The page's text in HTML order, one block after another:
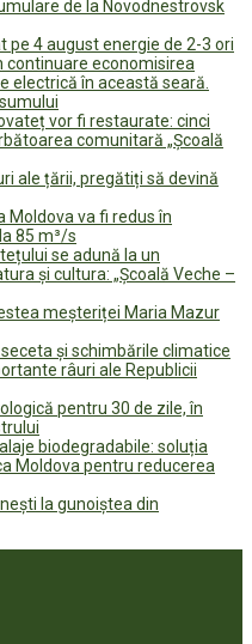
de la Novodnestrovsk
pe 4 august energie de 2-3 ori
continuare economisirea
electrică în această seară.
vor fi restaurate: cinci
comunitară „Școală
ale țării, pregătiți să devină
Moldova va fi redus în
85 m³/s
se adună la un
și cultura: „Școală Veche –
meșteriței Maria Mazur
și schimbările climatice
râuri ale Republicii
pentru 30 de zile, în
biodegradabile: soluția
Moldova pentru reducerea
la gunoiștea din